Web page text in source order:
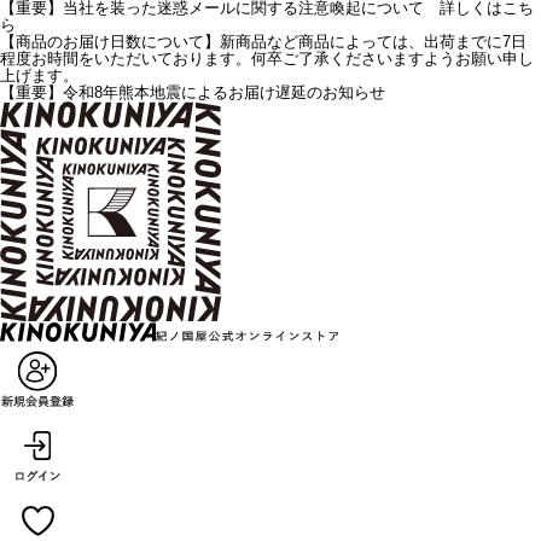
【重要】当社を装った迷惑メールに関する注意喚起について 詳しくはこち
ら
【商品のお届け日数について】新商品など商品によっては、出荷までに7日
程度お時間をいただいております。何卒ご了承くださいますようお願い申し
上げます。
【重要】令和8年熊本地震によるお届け遅延のお知らせ